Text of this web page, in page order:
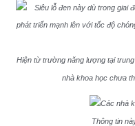
Hiện từ trường năng lượng tại
nhà khoa học chưa
Thông tin